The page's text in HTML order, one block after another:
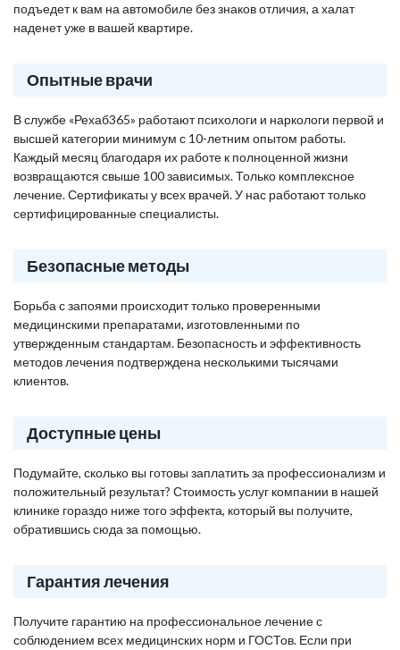
подъедет к вам на автомобиле без знаков отличия, а халат
наденет уже в вашей квартире.
Опытные врачи
В службе «Рехаб365» работают психологи и наркологи первой и
высшей категории минимум с 10-летним опытом работы.
Каждый месяц благодаря их работе к полноценной жизни
возвращаются свыше 100 зависимых. Только комплексное
лечение. Сертификаты у всех врачей. У нас работают только
сертифицированные специалисты.
Безопасные методы
Борьба с запоями происходит только проверенными
медицинскими препаратами, изготовленными по
утвержденным стандартам. Безопасность и эффективность
методов лечения подтверждена несколькими тысячами
клиентов.
Доступные цены
Подумайте, сколько вы готовы заплатить за профессионализм и
положительный результат? Стоимость услуг компании в нашей
клинике гораздо ниже того эффекта, который вы получите,
обратившись сюда за помощью.
Гарантия лечения
Получите гарантию на профессиональное лечение с
соблюдением всех медицинских норм и ГОСТов. Если при